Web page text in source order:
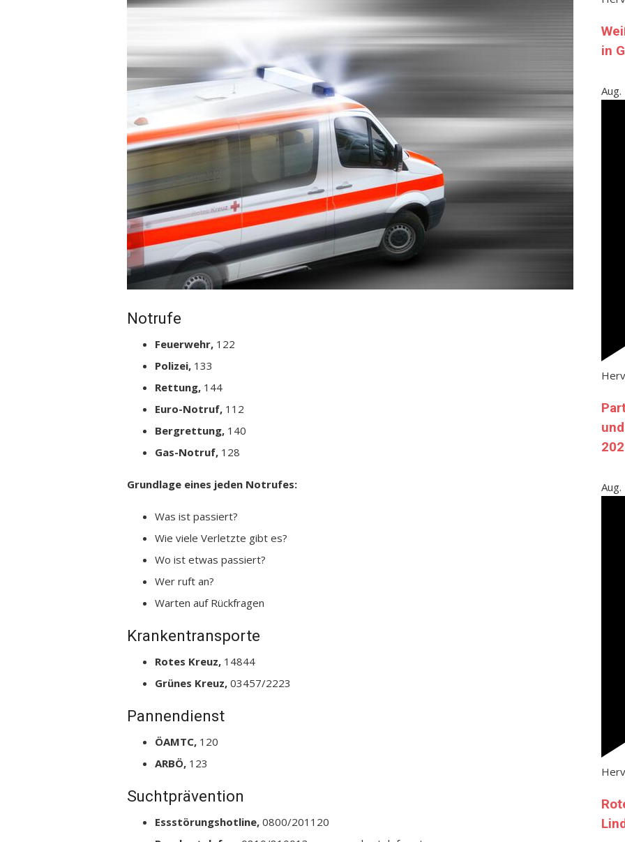
Notrufe
Feuerwehr, 122
Polizei, 133
Rettung, 144
Euro-Notruf, 112
Bergrettung, 140
Gas-Notruf, 128
Grundlage eines jeden Notrufes:
Was ist passiert?
Wie viele Verletzte gibt es?
Wo ist etwas passiert?
Wer ruft an?
Warten auf Rückfragen
Krankentransporte
Rotes Kreuz, 14844
Grünes Kreuz, 03457/2223
Pannendienst
ÖAMTC, 120
ARBÖ, 123
Suchtprävention
Essstörungshotline, 0800/201120
in
Aug.
Aug.